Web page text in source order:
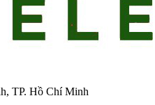
TP. Hồ Chí Minh